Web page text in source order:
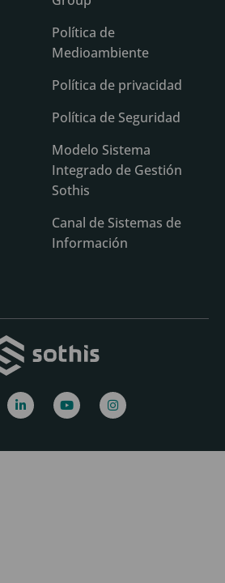
Política de
Medioambiente
Política de privacidad
Política de Seguridad
Modelo Sistema
Integrado de Gestión
Sothis
Canal de Sistemas de
Información